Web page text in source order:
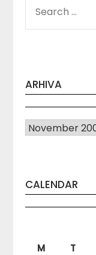
FOR:
ARHIVA
Arhiva
CALENDAR
M T